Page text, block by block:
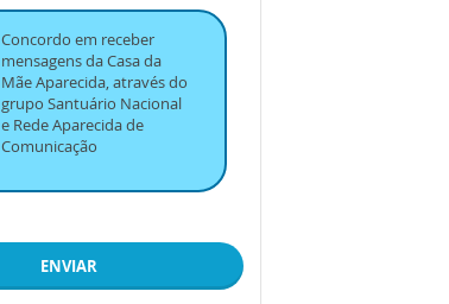
Concordo em receber
mensagens da Casa da
Mãe Aparecida, através do
grupo Santuário Nacional
e Rede Aparecida de
Comunicação
ENVIAR